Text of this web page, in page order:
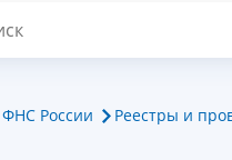
России Реестры и